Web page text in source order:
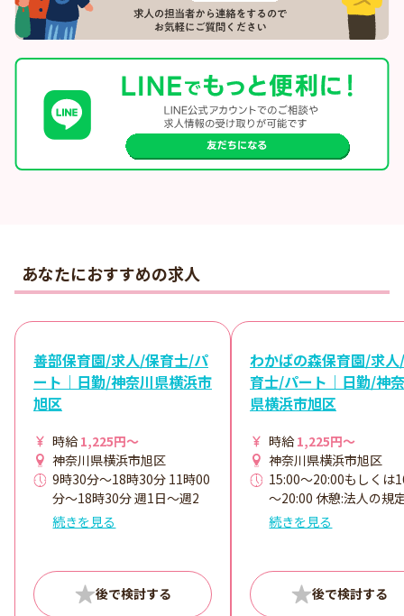
あなたにおすすめの求人
善部保育園/求人/保育士/パ
ート｜日勤/神奈川県横浜市
旭区
時給 1,225円～
神奈川県横浜市旭区
9時30分～18時30分 11時00
分～18時30分 週1日～週2
日 ・休憩60分 ・時間外勤
続きを見る
わかばの森保育園/求
育士/パート｜日勤/神
県横浜市旭区
時給 1,225円～
神奈川県横浜市旭区
15:00～20:00もしくは
～20:00 休憩:法人の規
準ずる。
続きを見る